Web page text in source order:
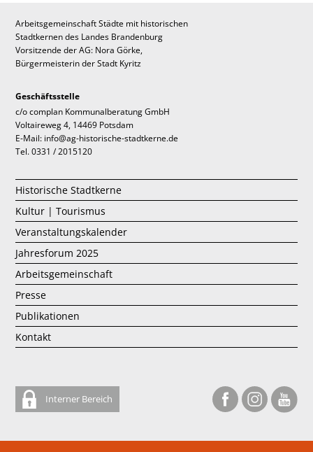
Arbeitsgemeinschaft Städte mit historischen
Stadtkernen des Landes Brandenburg
Vorsitzende der AG: Nora Görke,
Bürgermeisterin der Stadt Kyritz
Geschäftsstelle
c/o complan Kommunalberatung GmbH
Voltaireweg 4, 14469 Potsdam
E-Mail: info@ag-historische-stadtkerne.de
Tel. 0331 / 2015120
Historische Stadtkerne
Kultur | Tourismus
Veranstaltungskalender
Jahresforum 2025
Arbeitsgemeinschaft
Presse
Publikationen
Kontakt
Interner Bereich